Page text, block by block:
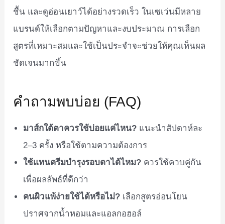
ชื้น และดูอ่อนเยาว์ได้อย่างรวดเร็ว ในเซเว่นมีหลาย
แบรนด์ให้เลือกตามปัญหาและงบประมาณ การเลือก
สูตรที่เหมาะสมและใช้เป็นประจำจะช่วยให้คุณเห็นผล
ชัดเจนมากขึ้น
คำถามพบบ่อย (FAQ)
มาส์กใต้ตาควรใช้บ่อยแค่ไหน? แนะนำสัปดาห์ละ
2–3 ครั้ง หรือใช้ตามความต้องการ
ใช้แทนครีมบำรุงรอบตาได้ไหม? ควรใช้ควบคู่กัน
เพื่อผลลัพธ์ที่ดีกว่า
คนผิวแพ้ง่ายใช้ได้หรือไม่? เลือกสูตรอ่อนโยน
ปราศจากน้ำหอมและแอลกอฮอล์